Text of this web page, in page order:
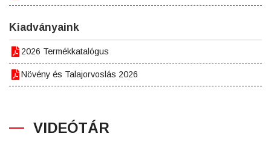
Kiadványaink
2026 Termékkatalógus
Növény és Talajorvoslás 2026
VIDEÓTÁR